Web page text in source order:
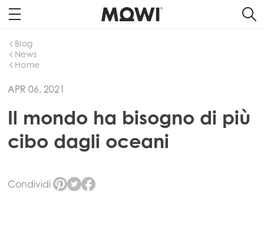
Home
News
Blog
APR 06, 2021
Il mondo ha bisogno di più
cibo dagli oceani
Condividi